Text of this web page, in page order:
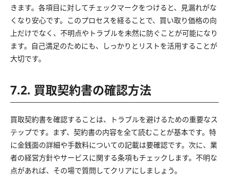
きます。各項目に対してチェックマークをつけると、見漏れがな
くなり安心です。このプロセスを経ることで、買い取り価格の向
上だけでなく、不明点やトラブルを未然に防ぐことが可能になり
ます。自己満足のためにも、しっかりとリストを活用することが
大切です。
7.2. 買取契約書の確認方法
買取契約書を確認することは、トラブルを避けるための重要なス
テップです。まず、契約書の内容を全て読むことが基本です。特
に金銭面の詳細や手数料についての記載は要確認です。次に、業
者の経営方針やサービスに関する条項もチェックします。不明な
点があれば、その場で質問してクリアにしましょう。